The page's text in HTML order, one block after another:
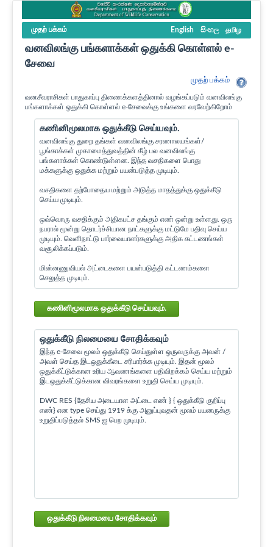
முதற் பக்கம் English සිංහල தமிழ
வனவிலங்கு பங்களாக்கள் ஒதுக்கி கொள்ளல் e-
சேவை
முதற் பக்கம்
வனசீவராசிகள் பாதுகாப்பு திணைக்களத்தினால் வழங்கப்படும் வனவிலங்கு
பங்களாக்கள் ஒதுக்கி கொள்ளல் e-சேவைக்கு உங்களை வரவேற்கிறோம்
கணினிமூலமாக ஒதுக்கீடு செய்யவும்.
வனவிலங்கு துறை தங்கள் வனவிலங்கு சரணாலயங்கள்/
பூங்காக்கள் முகாமைத்துவத்தின் கீழ் பல வனவிலங்கு
பங்களாக்கள் கொண்டுள்ளன. இந்த வசதிகளை பொது
மக்களுக்கு ஒதுக்க மற்றும் பயன்படுத்த முடியும்.
வசதிகளை தற்போதைய மற்றும் அடுத்த மாதத்துக்கு ஒதுக்கீடு
செய்ய முடியும்.
ஒவ்வொரு வசதிக்கும் அதிகபட்ச தங்கும் எண் ஒன்று உள்ளது. ஒரு
நபரால் மூன்று தொடர்ச்சியான நாட்களுக்கு மட்டுமே பதிவு செய்ய
முடியும். வெளிநாட்டு பார்வையாளர்களுக்கு அதிக கட்டணங்கள்
வசூலிக்கப்படும்.
மின்னணுவியல் அட்டைகளை பயன்படுத்தி கட்டணம்களை
செலுத்த முடியும்.
கணினிமூலமாக ஒதுக்கீடு செய்யவும்.
ஒதுக்கீடு நிலமையை சோதிக்கவும்
இந்த e-சேவை மூலம் ஒதுக்கீடு செய்துள்ள ஒருவருக்கு அவன் /
அவள் செய்த இடஒதுக்கீடை சரிபார்க்க முடியும். இதன் மூலம்
ஒதுக்கீட்டுக்கான உரிய ஆவணங்களை பதிவிறக்கம் செய்ய மற்றும்
இடஒதுக்கீட்டுக்கான விவரங்களை உறுதி செய்ய முடியும்.
DWC RES {தேசிய அடையாள அட்டை எண் } { ஒதுக்கீடு குறிப்பு
எண்} என type செய்து 1919 க்கு அனுப்புவதன் மூலம் பயனருக்கு
உறுதிப்படுத்தல் SMS ஐ பெற முடியும்.
ஒதுக்கீடு நிலமையை சோதிக்கவும்